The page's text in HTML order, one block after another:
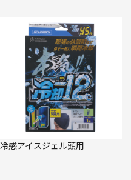
冷感アイスジェル頭用